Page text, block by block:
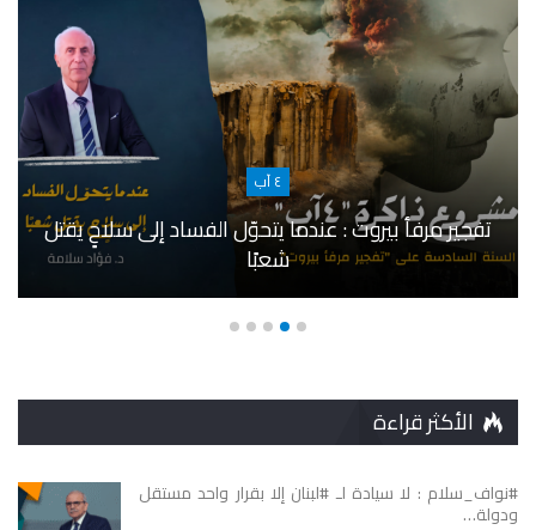
٤ آب
تفجير مرفأ بيروت : عندما يتحوّل الفساد إلى سلاحٍ يقتل
شعبًا
الأكثر قراءة
#نواف_سلام : لا سيادة لـ #لبنان إلا بقرار واحد مستقل
ودولة…